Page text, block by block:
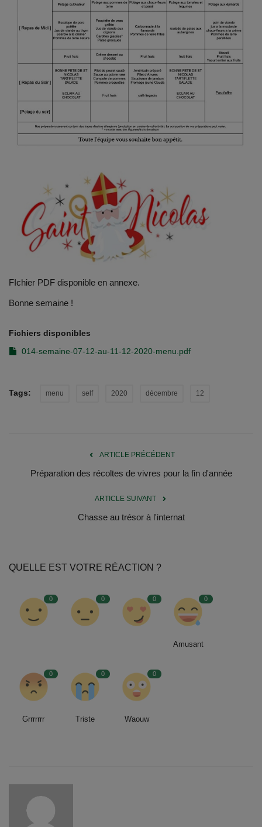
Emplois
Notre offre d'enseignement (2026)
Stages
Association des Parents
Offre d'enseignement & inscriptions
Ancien-ne-s du CES Saint-Vincent
Activation email
Internats
FIchier PDF disponible en annexe.
Bonne semaine !
Fichiers disponibles
014-semaine-07-12-au-11-12-2020-menu.pdf
Tags: menu self 2020 décembre 12
ARTICLE PRÉCÉDENT
Préparation des récoltes de vivres pour la fin d'année
ARTICLE SUIVANT
Chasse au trésor à l'internat
QUELLE EST VOTRE RÉACTION ?
0 0 0 0
Amusant
0
Grrrrrrr
0
Triste
0
Waouw